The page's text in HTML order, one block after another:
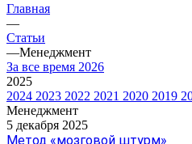
Главная
—
Статьи
—Менеджмент
За все время 2026
2025
2024 2023 2022 2021 2020 2019
Менеджмент
5 декабря 2025
Метод «мозговой штурм»